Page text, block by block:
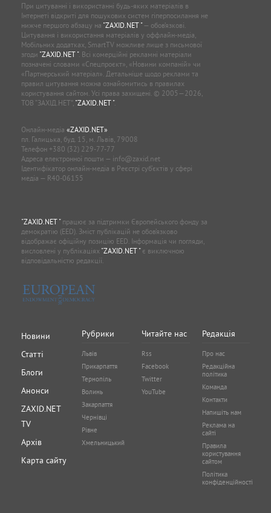
При цитуванні і використанні будь-яких матеріалів в
Інтернеті відкриті для пошукових систем гіперпосилання не
нижче першого абзацу на "ZAXID.NET "— обов’язкові.
Цитування і використання матеріалів у оффлайн-медіа,
Мобільних додатках, SmartTV можливе лише з письмової
згоди "ZAXID.NET ". Всі комерційні рекламні матеріали
позначені словами «Спецпроєкт», «Новини компаній» чи
«Партнерський матеріал». Детальніше щодо реклами та
правил цитування можна ознайомитись в правилах
користування сайтом. Усі права захищені. © 2005—2026,
ТОВ “ЗАХІД.НЕТ”, "ZAXID.NET ".
Онлайн-медіа «ZAXID.NET»
пл. Галицька, буд. 15, м. Львів, 79008
Телефон +380 (32) 229-77-77
Адреса електронної пошти — info@zaxid.net
Ідентифікатор онлайн-медіа в Реєстрі суб'єктів у сфері
медіа — R40-06155
"ZAXID.NET "працює за підтримки Європейського фонду за
демократію (EED). Зміст публікацій не обов’язково
відображає офіційну позицію EED. Інформація чи погляди,
висловлені у публікаціях "ZAXID.NET "є виключною
відповідальністю редакції.
Новини
Статті
Блоги
Анонси
ZAXID.NET
TV
Архів
Карта сайту
Рубрики
Львів
Прикарпаття
Тернопіль
Волинь
Закарпаття
Чернівці
Рівне
Хмельницький
Читайте нас
Rss
Facebook
Twitter
YouTube
Редакція
Про нас
Редакційна
політика
Команда
Контакти
Напишіть нам
Реклама на
сайті
Правила
користування
сайтом
Політика
конфіденційності